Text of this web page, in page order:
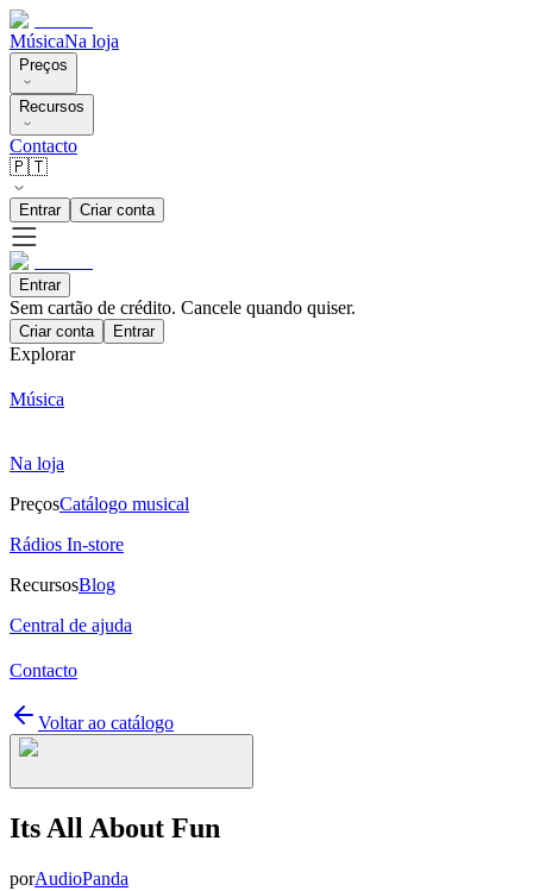
MúsicaNa loja
Preços
Recursos
Contacto
🇵🇹
Entrar Criar conta
Entrar
Sem cartão de crédito. Cancele quando quiser.
Criar conta Entrar
Explorar
Música
Na loja
PreçosCatálogo musical
Rádios In-store
RecursosBlog
Central de ajuda
Contacto
Voltar ao catálogo
Its All About Fun
porAudioPanda